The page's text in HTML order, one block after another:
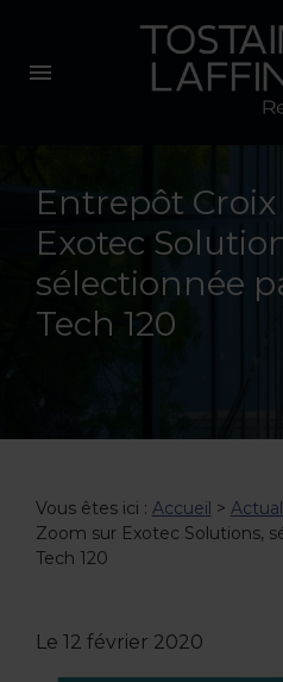
menu
Entrepôt
Exotec
sélectionnée
Tech 120
Vous êtes ici : Accueil >
Zoom sur Exotec Solutions,
Tech 120
Le 12 février 2020